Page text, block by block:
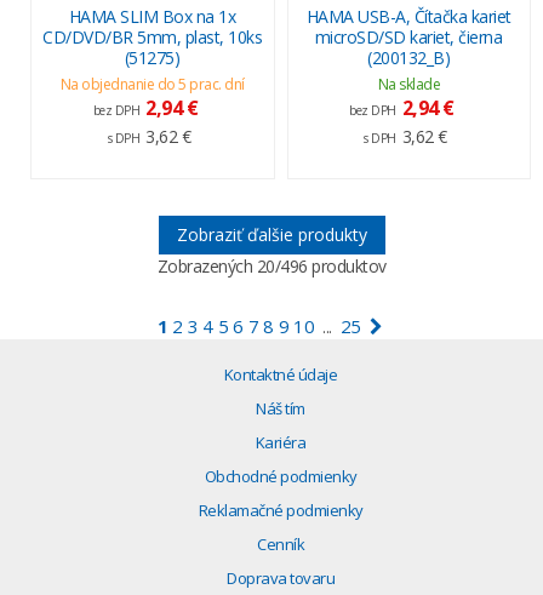
HAMA SLIM Box na 1x
CD/DVD/BR 5mm, plast, 10ks
(51275)
Na objednanie do 5 prac. dní
bez DPH 2,94 €
s DPH 3,62 €
HAMA USB-A, Čítačka kariet
microSD/SD kariet, čierna
(200132_B)
Na sklade
bez DPH 2,94 €
s DPH 3,62 €
Zobraziť ďalšie produkty
Zobrazených 20/496 produktov
1 2 3 4 5 6 7 8 9 10 ... 25
Kontaktné údaje
Náš tím
Kariéra
Obchodné podmienky
Reklamačné podmienky
Cenník
Doprava tovaru